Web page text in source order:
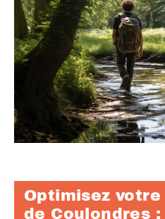
Optimisez
de Coulondres